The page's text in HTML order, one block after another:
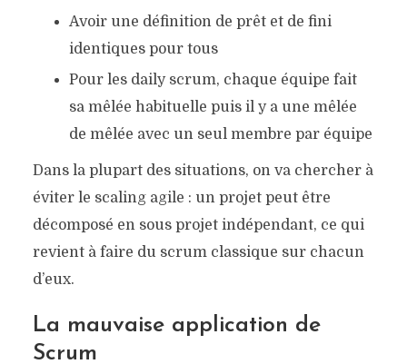
Avoir une définition de prêt et de fini
identiques pour tous
Pour les daily scrum, chaque équipe fait
sa mêlée habituelle puis il y a une mêlée
de mêlée avec un seul membre par équipe
Dans la plupart des situations, on va chercher à
éviter le scaling agile : un projet peut être
décomposé en sous projet indépendant, ce qui
revient à faire du scrum classique sur chacun
d’eux.
La mauvaise application de
Scrum